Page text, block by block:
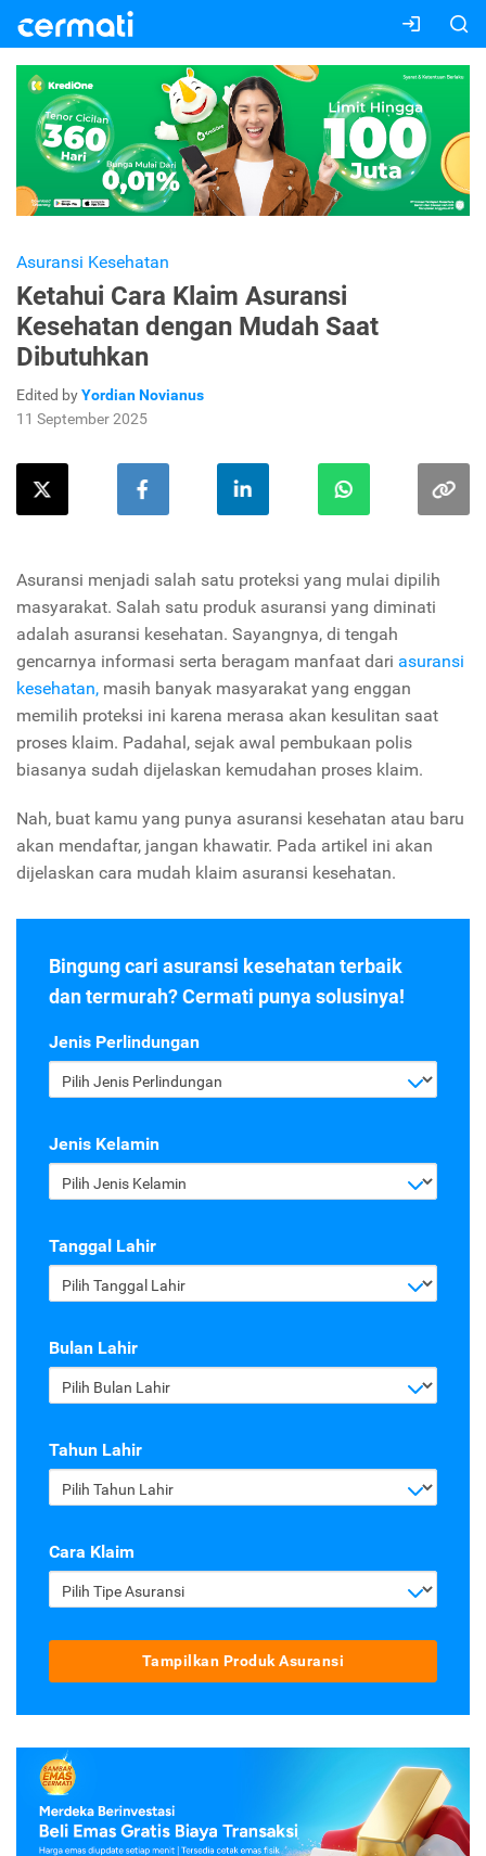
Asuransi Kesehatan
Ketahui Cara Klaim Asuransi
Kesehatan dengan Mudah Saat
Dibutuhkan
Edited byYordian Novianus
11 September 2025
Asuransi menjadi salah satu proteksi yang mulai dipilih
masyarakat. Salah satu produk asuransi yang diminati
adalah asuransi kesehatan. Sayangnya, di tengah
gencarnya informasi serta beragam manfaat dari asuransi
kesehatan, masih banyak masyarakat yang enggan
memilih proteksi ini karena merasa akan kesulitan saat
proses klaim. Padahal, sejak awal pembukaan polis
biasanya sudah dijelaskan kemudahan proses klaim.
Nah, buat kamu yang punya asuransi kesehatan atau baru
akan mendaftar, jangan khawatir. Pada artikel ini akan
dijelaskan cara mudah klaim asuransi kesehatan.
Bingung cari asuransi kesehatan terbaik
dan termurah? Cermati punya solusinya!
Jenis Perlindungan
Pilih Jenis Perlindungan
Jenis Kelamin
Pilih Jenis Kelamin
Tanggal Lahir
Pilih Tanggal Lahir
Bulan Lahir
Pilih Bulan Lahir
Tahun Lahir
Pilih Tahun Lahir
Cara Klaim
Pilih Tipe Asuransi
Tampilkan Produk Asuransi